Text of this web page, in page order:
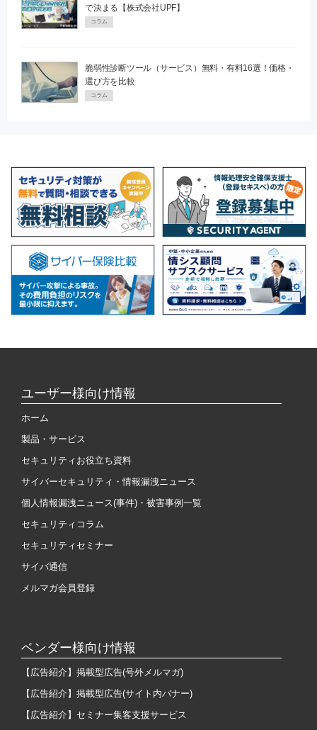
で決まる【株式会社UPF】
コラム
脆弱性診断ツール（サービス）無料・有料16選！価格・
選び方を比較
コラム
ユーザー様向け情報
ホーム
製品・サービス
セキュリティお役立ち資料
サイバーセキュリティ・情報漏洩ニュース
個人情報漏洩ニュース(事件)・被害事例一覧
セキュリティコラム
セキュリティセミナー
サイバ通信
メルマガ会員登録
ベンダー様向け情報
【広告紹介】掲載型広告(号外メルマガ)
【広告紹介】掲載型広告(サイト内バナー)
【広告紹介】セミナー集客支援サービス